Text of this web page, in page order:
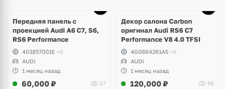
Передняя панель с
проекцией Audi A6 C7, S6,
RS6 Performance
4G1857001E +8
AUDI
1 месяц назад
60,000 ₽ 67
Декор салона Carbon
оригинал Audi RS6 C7
Performance V8 4.0 TFSI
4G0864261AS +9
AUDI
1 месяц назад
120,000 ₽ 88